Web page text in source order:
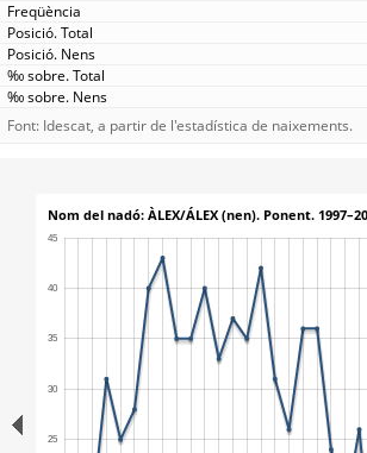
Font: Idescat, a partir de l'estadística de naixements.